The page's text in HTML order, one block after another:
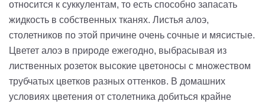
относится к суккулентам, то есть способно запасать
жидкость в собственных тканях. Листья алоэ,
столетников по этой причине очень сочные и мясистые.
Цветет алоэ в природе ежегодно, выбрасывая из
лиственных розеток высокие цветоносы с множеством
трубчатых цветков разных оттенков. В домашних
условиях цветения от столетника добиться крайне